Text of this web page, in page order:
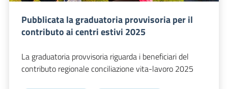
Pubblicata la graduatoria provvisoria per il
contributo ai centri estivi 2025
La graduatoria provvisoria riguarda i beneficiari del
contributo regionale conciliazione vita-lavoro 2025